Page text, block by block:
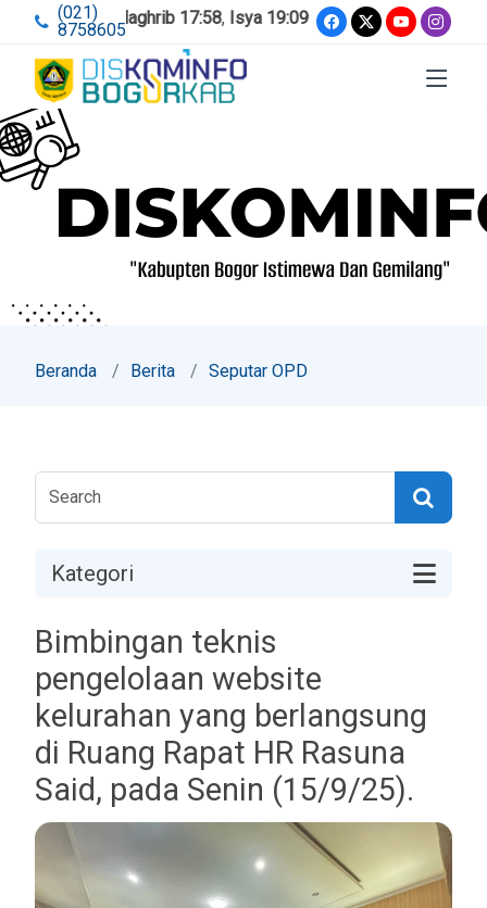
(021)
8758605
15:23 ,Maghrib 17:58,Isya 19:09
Beranda Berita Seputar OPD
Kategori
Bimbingan teknis
pengelolaan website
kelurahan yang berlangsung
di Ruang Rapat HR Rasuna
Said, pada Senin (15/9/25).